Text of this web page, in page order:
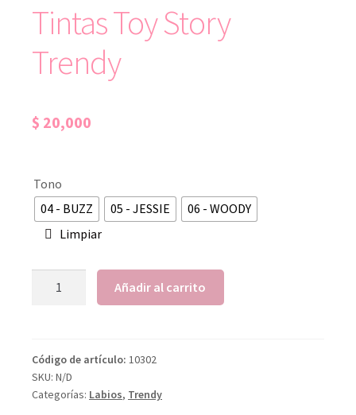
Tintas Toy Story
Trendy
$ 20,000
Tono
04 - BUZZ
05 - JESSIE
06 - WOODY
Limpiar
Añadir al carrito
Código de artículo: 10302
SKU: N/D
Categorías: Labios, Trendy